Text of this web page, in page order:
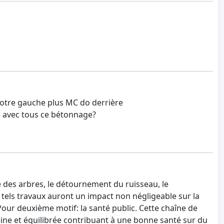
gauche plus MC do derrière
tous ce bétonnage?
des arbres, le détournement du ruisseau, le
travaux auront un impact non négligeable sur la
deuxième motif: la santé public. Cette chaîne de
et équilibrée contribuant à une bonne santé sur du